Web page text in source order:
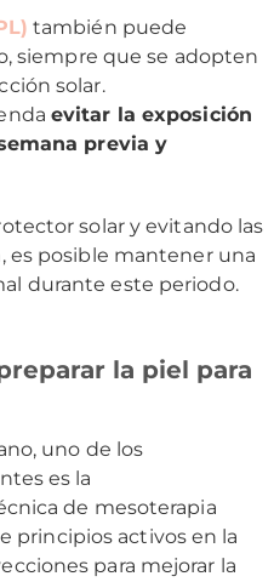
también puede
siempre que se adopten
solar.
evitar la exposición
previa y
solar y evitando las
es posible mantener una
durante este periodo.
la piel para
uno de los
es la
de mesoterapia
principios activos en la
para mejorar la